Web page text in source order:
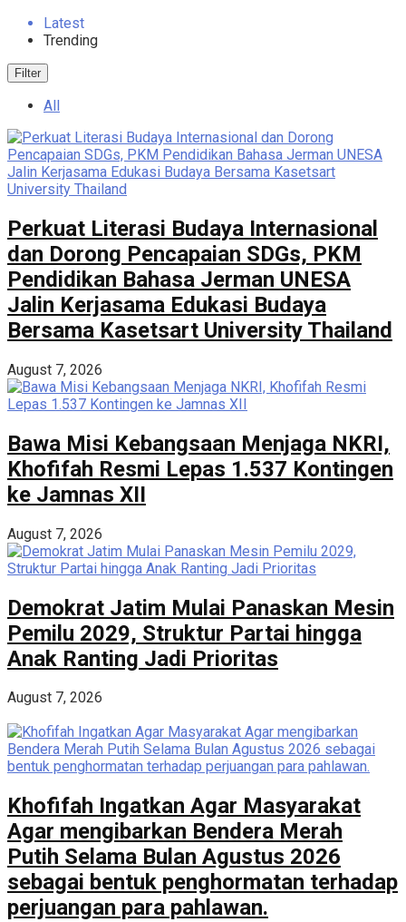
Latest
Trending
Filter
All
Perkuat Literasi Budaya Internasional
dan Dorong Pencapaian SDGs, PKM
Pendidikan Bahasa Jerman UNESA
Jalin Kerjasama Edukasi Budaya
Bersama Kasetsart University Thailand
August 7, 2026
Bawa Misi Kebangsaan Menjaga NKRI,
Khofifah Resmi Lepas 1.537 Kontingen
ke Jamnas XII
August 7, 2026
Demokrat Jatim Mulai Panaskan Mesin
Pemilu 2029, Struktur Partai hingga
Anak Ranting Jadi Prioritas
August 7, 2026
Khofifah Ingatkan Agar Masyarakat
Agar mengibarkan Bendera Merah
Putih Selama Bulan Agustus 2026
sebagai bentuk penghormatan terhadap
perjuangan para pahlawan.